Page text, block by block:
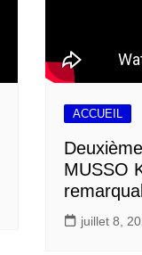
ACCUEIL
MUSSO
juillet 8,